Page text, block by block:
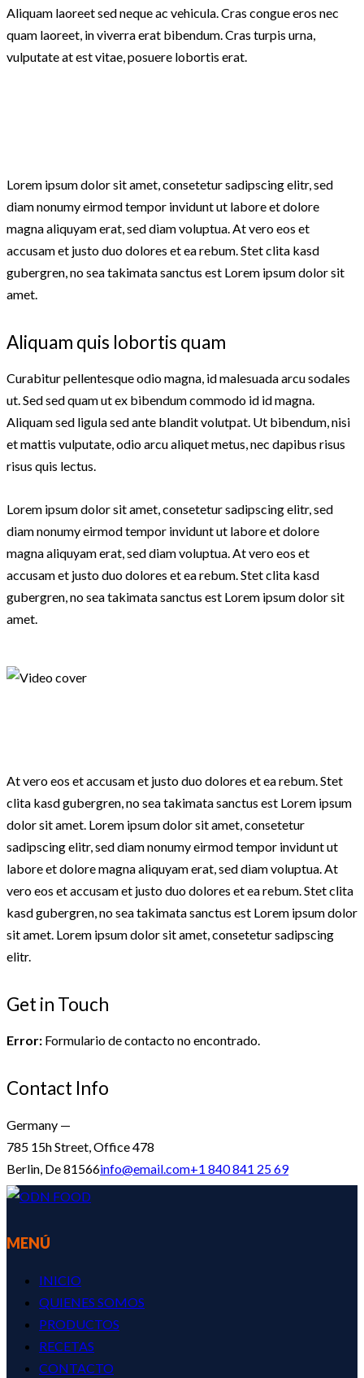
Aliquam laoreet sed neque ac vehicula. Cras congue eros nec
quam laoreet, in viverra erat bibendum. Cras turpis urna,
vulputate at est vitae, posuere lobortis erat.
Lorem ipsum dolor sit amet, consetetur sadipscing elitr, sed
diam nonumy eirmod tempor invidunt ut labore et dolore
magna aliquyam erat, sed diam voluptua. At vero eos et
accusam et justo duo dolores et ea rebum. Stet clita kasd
gubergren, no sea takimata sanctus est Lorem ipsum dolor sit
amet.
Aliquam quis lobortis quam
Curabitur pellentesque odio magna, id malesuada arcu sodales
ut. Sed sed quam ut ex bibendum commodo id id magna.
Aliquam sed ligula sed ante blandit volutpat. Ut bibendum, nisi
et mattis vulputate, odio arcu aliquet metus, nec dapibus risus
risus quis lectus.
Lorem ipsum dolor sit amet, consetetur sadipscing elitr, sed
diam nonumy eirmod tempor invidunt ut labore et dolore
magna aliquyam erat, sed diam voluptua. At vero eos et
accusam et justo duo dolores et ea rebum. Stet clita kasd
gubergren, no sea takimata sanctus est Lorem ipsum dolor sit
amet.
At vero eos et accusam et justo duo dolores et ea rebum. Stet
clita kasd gubergren, no sea takimata sanctus est Lorem ipsum
dolor sit amet. Lorem ipsum dolor sit amet, consetetur
sadipscing elitr, sed diam nonumy eirmod tempor invidunt ut
labore et dolore magna aliquyam erat, sed diam voluptua. At
vero eos et accusam et justo duo dolores et ea rebum. Stet clita
kasd gubergren, no sea takimata sanctus est Lorem ipsum dolor
sit amet. Lorem ipsum dolor sit amet, consetetur sadipscing
elitr.
Get in Touch
Error: Formulario de contacto no encontrado.
Contact Info
Germany —
785 15h Street, Office 478
Berlin, De 81566info@email.com+1 840 841 25 69
MENÚ
INICIO
QUIENES SOMOS
PRODUCTOS
RECETAS
CONTACTO